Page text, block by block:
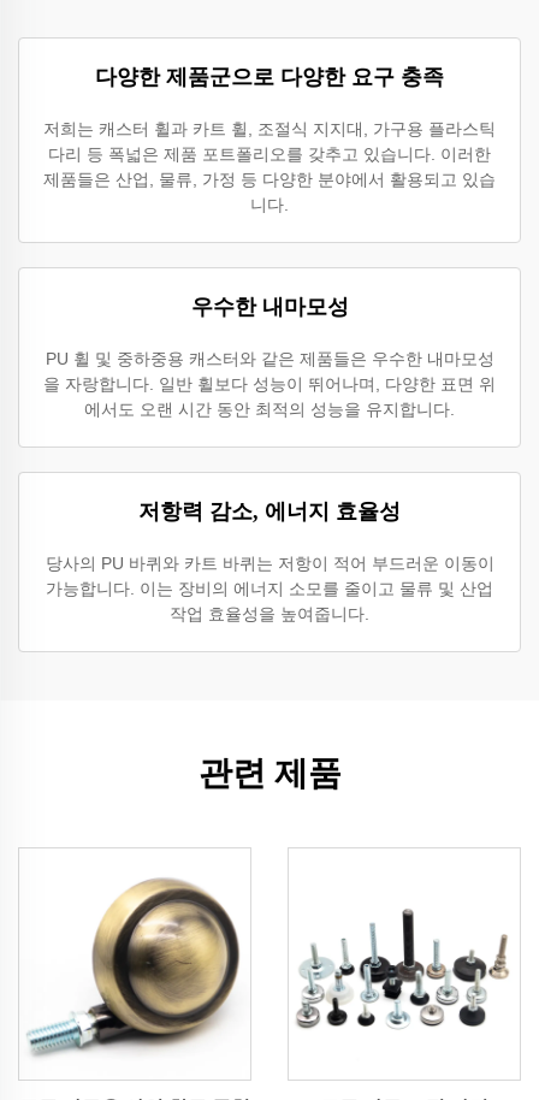
다양한 제품군으로 다양한 요구 충족
저희는 캐스터 휠과 카트 휠, 조절식 지지대, 가구용 플라스틱
다리 등 폭넓은 제품 포트폴리오를 갖추고 있습니다. 이러한
제품들은 산업, 물류, 가정 등 다양한 분야에서 활용되고 있습
니다.
우수한 내마모성
PU 휠 및 중하중용 캐스터와 같은 제품들은 우수한 내마모성
을 자랑합니다. 일반 휠보다 성능이 뛰어나며, 다양한 표면 위
에서도 오랜 시간 동안 최적의 성능을 유지합니다.
저항력 감소, 에너지 효율성
당사의 PU 바퀴와 카트 바퀴는 저항이 적어 부드러운 이동이
가능합니다. 이는 장비의 에너지 소모를 줄이고 물류 및 산업
작업 효율성을 높여줍니다.
관련 제품